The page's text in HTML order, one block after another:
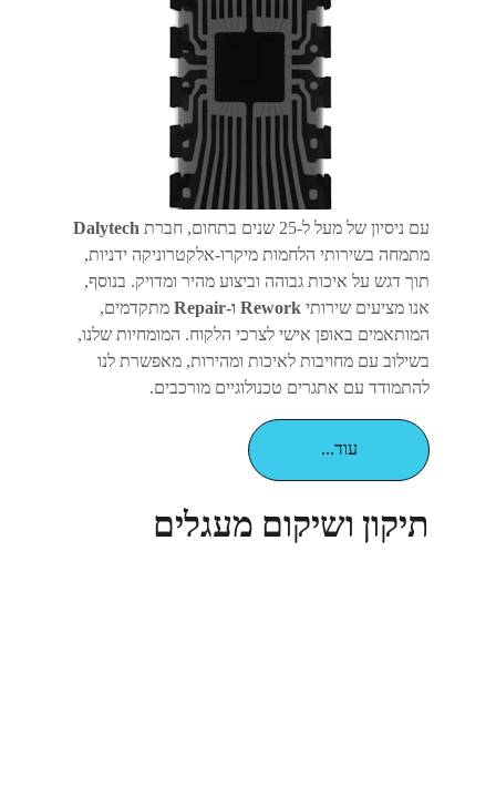
עם ניסיון של מעל ל-25 שנים בתחום, חברת
Dalytech
מתמחה בשירותי הלחמות מיקרו-אלקטרוניקה ידניות,
תוך דגש על איכות גבוהה וביצוע מהיר ומדויק. בנוסף,
אנו מציעים שירותי Rework ו-Repair
מתקדמים,
המותאמים באופן אישי לצרכי הלקוח. המומחיות שלנו,
בשילוב עם מחויבות לאיכות ומהירות, מאפשרת לנו
להתמודד עם אתגרים טכנולוגיים מורכבים.
...עוד
תיקון ושיקום מעגלים